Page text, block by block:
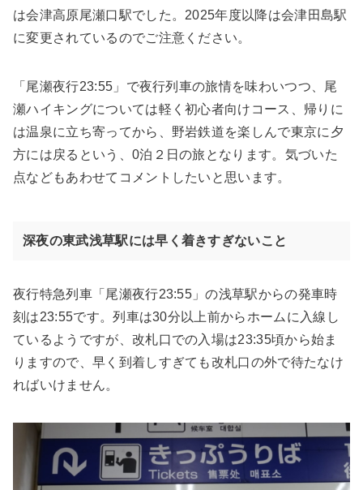
は会津高原尾瀬口駅でした。2025年度以降は会津田島駅
に変更されているのでご注意ください。
「尾瀬夜行23:55」で夜行列車の旅情を味わいつつ、尾
瀬ハイキングについては軽く初心者向けコース、帰りに
は温泉に立ち寄ってから、野岩鉄道を楽しんで東京に夕
方には戻るという、0泊２日の旅となります。気づいた
点などもあわせてコメントしたいと思います。
深夜の東武浅草駅には早く着きすぎないこと
夜行特急列車「尾瀬夜行23:55」の浅草駅からの発車時
刻は23:55です。列車は30分以上前からホームに入線し
ているようですが、改札口での入場は23:35頃から始ま
りますので、早く到着しすぎても改札口の外で待たなけ
ればいけません。